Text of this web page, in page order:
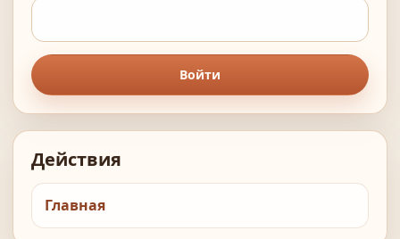
Войти
Действия
Главная